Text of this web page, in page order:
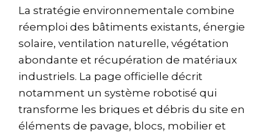
La stratégie environnementale combine
réemploi des bâtiments existants, énergie
solaire, ventilation naturelle, végétation
abondante et récupération de matériaux
industriels. La page officielle décrit
notamment un système robotisé qui
transforme les briques et débris du site en
éléments de pavage, blocs, mobilier et